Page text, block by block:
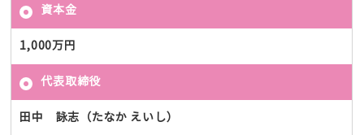
資本金
1,000万円
代表取締役
田中 詠志（たなか えいし）